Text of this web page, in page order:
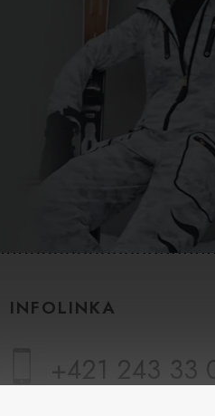
INFOLINKA
+421 243 33